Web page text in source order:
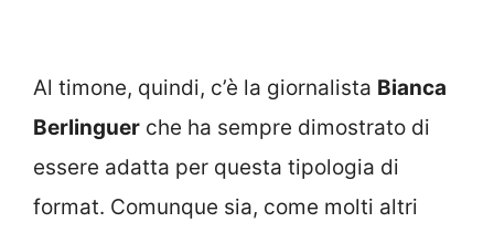
Al timone, quindi, c’è la giornalista Bianca
Berlinguer che ha sempre dimostrato di
essere adatta per questa tipologia di
format. Comunque sia, come molti altri